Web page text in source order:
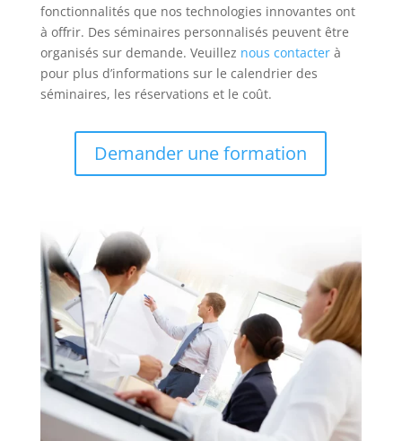
fonctionnalités que nos technologies innovantes ont
à offrir. Des séminaires personnalisés peuvent être
organisés sur demande. Veuillez nous contacterà
pour plus d’informations sur le calendrier des
séminaires, les réservations et le coût.
Demander une formation